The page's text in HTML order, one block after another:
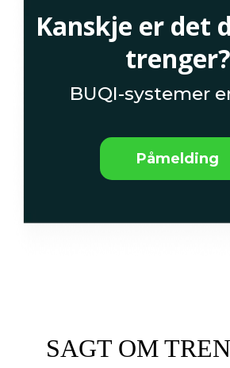
Kanskje er det
trenger?
BUQI-systemer
Påmelding
SAGT OM